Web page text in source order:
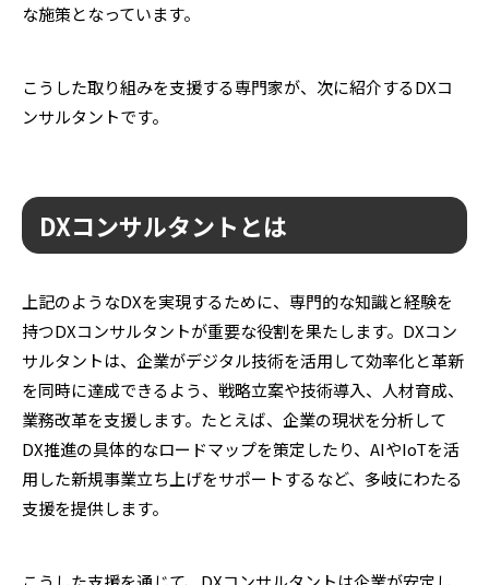
な施策となっています。
こうした取り組みを支援する専門家が、次に紹介するDXコ
ンサルタントです。
DXコンサルタントとは
上記のようなDXを実現するために、専門的な知識と経験を
持つDXコンサルタントが重要な役割を果たします。DXコン
サルタントは、企業がデジタル技術を活用して効率化と革新
を同時に達成できるよう、戦略立案や技術導入、人材育成、
業務改革を支援します。たとえば、企業の現状を分析して
DX推進の具体的なロードマップを策定したり、AIやIoTを活
用した新規事業立ち上げをサポートするなど、多岐にわたる
支援を提供します。